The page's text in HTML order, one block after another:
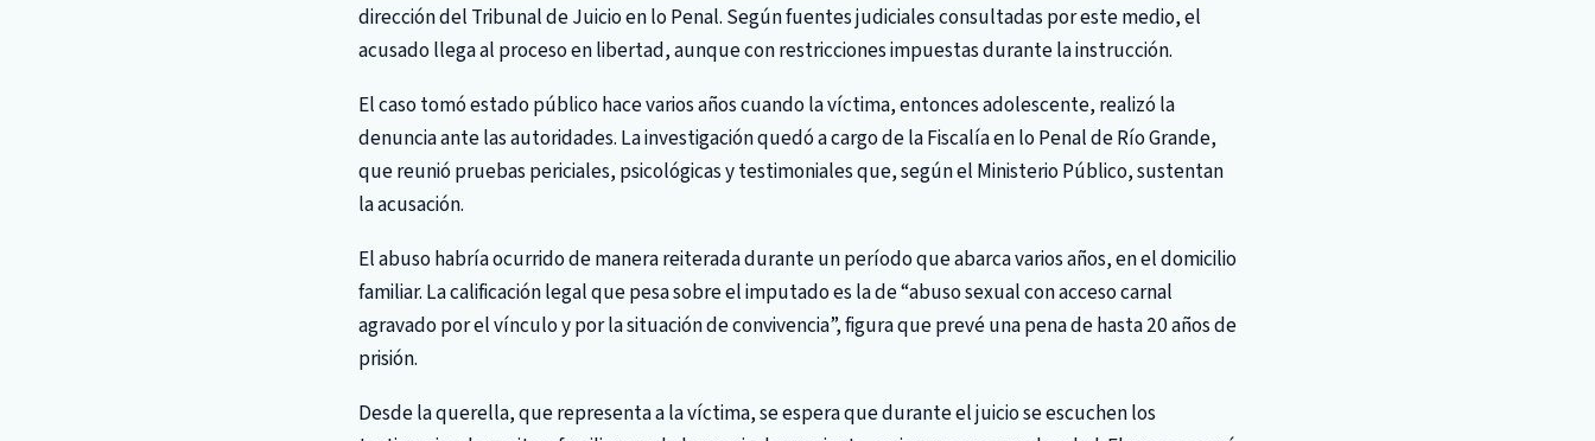
dirección del Tribunal de Juicio en lo Penal. Según fuentes judiciales consultadas por este medio, el
acusado llega al proceso en libertad, aunque con restricciones impuestas durante la instrucción.
El caso tomó estado público hace varios años cuando la víctima, entonces adolescente, realizó la
denuncia ante las autoridades. La investigación quedó a cargo de la Fiscalía en lo Penal de Río Grande,
que reunió pruebas periciales, psicológicas y testimoniales que, según el Ministerio Público, sustentan
la acusación.
El abuso habría ocurrido de manera reiterada durante un período que abarca varios años, en el domicilio
familiar. La calificación legal que pesa sobre el imputado es la de “abuso sexual con acceso carnal
agravado por el vínculo y por la situación de convivencia”, figura que prevé una pena de hasta 20 años de
prisión.
Desde la querella, que representa a la víctima, se espera que durante el juicio se escuchen los